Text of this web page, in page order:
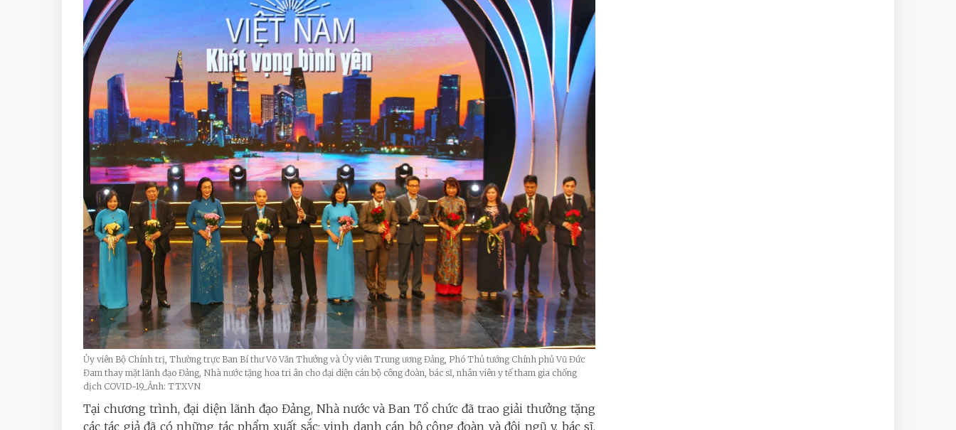
Ủy viên Bộ Chính trị, Thường trực Ban Bí thư Võ Văn Thưởng và Ủy viên Trung ương Đảng, Phó Thủ tướng Chính phủ Vũ Đức
Đam thay mặt lãnh đạo Đảng, Nhà nước tặng hoa tri ân cho đại diện cán bộ công đoàn, bác sĩ, nhân viên y tế tham gia chống
dịch COVID-19_Ảnh: TTXVN
Tại chương trình, đại diện lãnh đạo Đảng, Nhà nước và Ban Tổ chức đã trao giải thưởng tặng
các tác giả đã có những tác phẩm xuất sắc; vinh danh cán bộ công đoàn và đội ngũ y, bác sĩ,